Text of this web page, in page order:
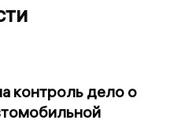
контроль дело о